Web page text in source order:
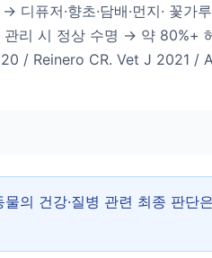
저·향초·담배·먼지· 꽃가
리 시 정상 수명 → 약
/ Reinero CR. Vet J 2021
의 건강·질병 관련 최종 판단